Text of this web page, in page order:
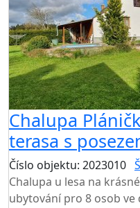
Chalupa
terasa s
Číslo objektu: 2023010
Chalupa u lesa na
ubytování pro 8 osob